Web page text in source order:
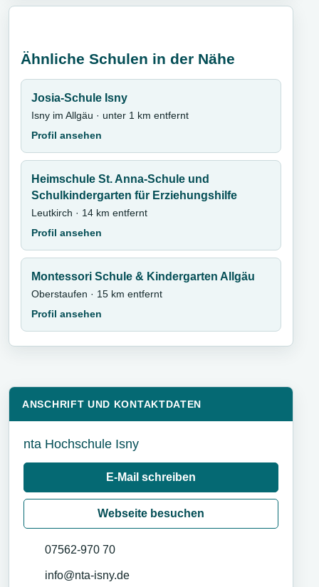
Ähnliche Schulen in der Nähe
Josia-Schule Isny
Isny im Allgäu · unter 1 km entfernt
Profil ansehen
Heimschule St. Anna-Schule und
Schulkindergarten für Erziehungshilfe
Leutkirch · 14 km entfernt
Profil ansehen
Montessori Schule & Kindergarten Allgäu
Oberstaufen · 15 km entfernt
Profil ansehen
ANSCHRIFT UND KONTAKTDATEN
nta Hochschule Isny
E-Mail schreiben
Webseite besuchen
07562-970 70
info@nta-isny.de